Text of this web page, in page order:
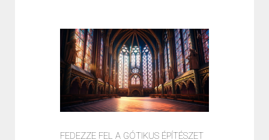
FEDEZZE FEL A GÓTIKUS ÉPÍTÉSZET